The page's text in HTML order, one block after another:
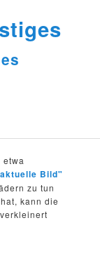
Bild"
zu tun
kann die